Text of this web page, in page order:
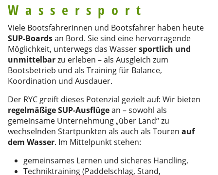
Wassersport
Viele Bootsfahrerinnen und Bootsfahrer haben heute
SUP-Boardsan Bord. Sie sind eine hervorragende
Möglichkeit, unterwegs das Wassersportlich und
unmittelbarzu erleben – als Ausgleich zum
Bootsbetrieb und als Training für Balance,
Koordination und Ausdauer.
Der RYC greift dieses Potenzial gezielt auf: Wir bieten
regelmäßige SUP-Ausflügean – sowohl als
gemeinsame Unternehmung „über Land“ zu
wechselnden Startpunkten als auch als Touren auf
dem Wasser. Im Mittelpunkt stehen:
gemeinsames Lernen und sicheres Handling,
Techniktraining (Paddelschlag, Stand,